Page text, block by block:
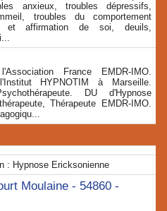
anxieux, troubles dépressifs,
troubles du comportement
et affirmation de soi, deuils,
France EMDR-IMO.
HYPNOTIM à Marseille.
DU d'Hypnose
Thérapeute EMDR-IMO.
: Hypnose Ericksonienne
Moulaine - 54860 -